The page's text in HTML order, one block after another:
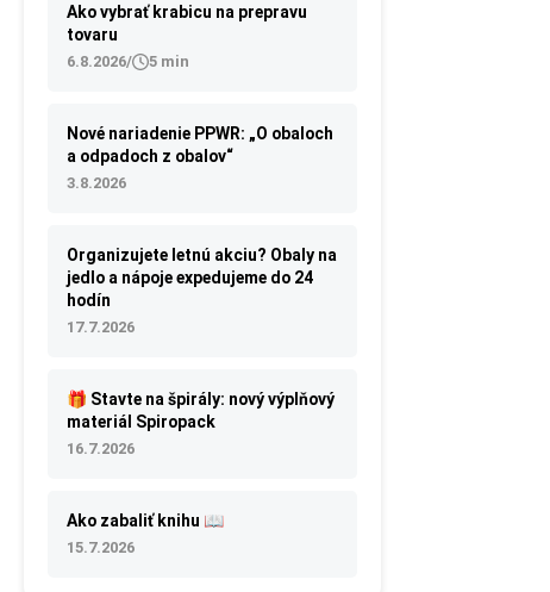
Ako vybrať krabicu na prepravu
tovaru
6.8.2026/ 5 min
Nové nariadenie PPWR: „O obaloch
a odpadoch z obalov“
3.8.2026
Organizujete letnú akciu? Obaly na
jedlo a nápoje expedujeme do 24
hodín
17.7.2026
🎁 Stavte na špirály: nový výplňový
materiál Spiropack
16.7.2026
Ako zabaliť knihu 📖
15.7.2026